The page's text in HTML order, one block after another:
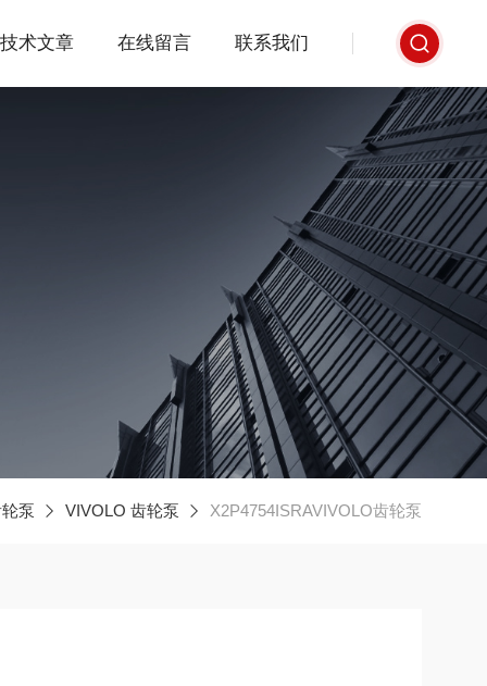
技术文章 在线留言 联系我们
泵 VIVOLO 齿轮泵 X2P4754ISRAVIVOLO齿轮泵